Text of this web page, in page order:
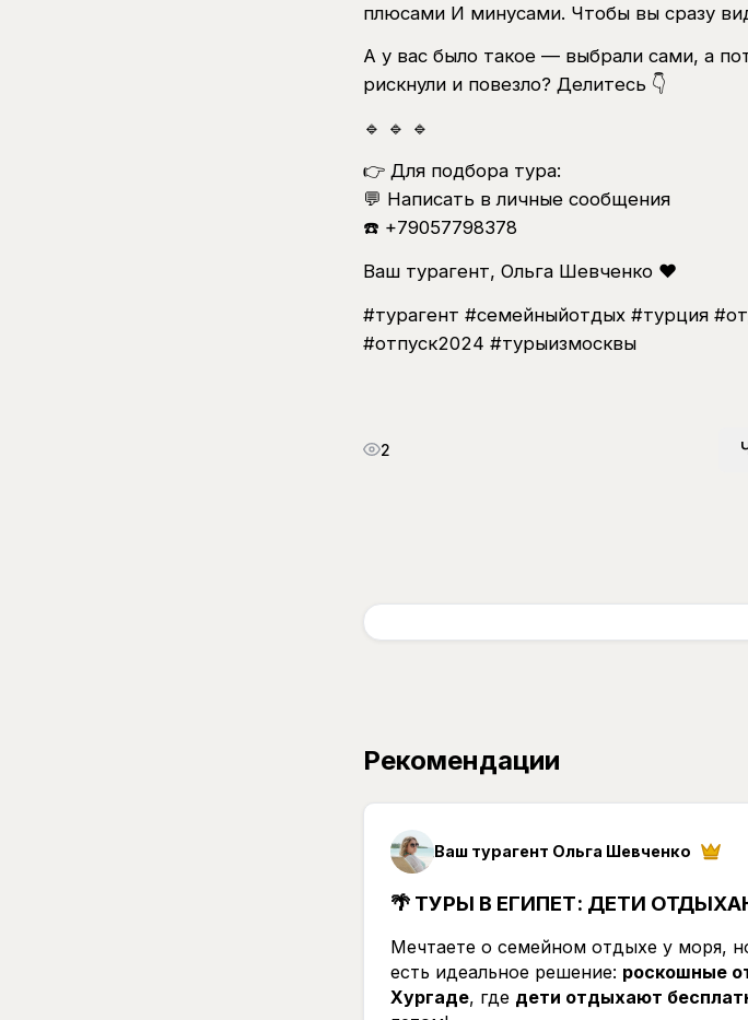
плюсами И минусами. Чтобы вы сразу
А у вас было такое — выбрали сами, а
рискнули и повезло? Делитесь 👇
🔹 🔹 🔹
👉 Для подбора тура:
💬 Написать в личные сообщения
☎️ +79057798378
Ваш турагент, Ольга Шевченко ❤️
#турагент #семейныйотдых #турция
#отпуск2024 #турыизмосквы
2
Рекомендации
Ваш турагент Ольга Шевченко
🌴 ТУРЫ В ЕГИПЕТ: ДЕТИ
Мечтаете о семейном отдыхе у моря,
есть идеальное решение: роскошные
Хургаде, где дети отдыхают